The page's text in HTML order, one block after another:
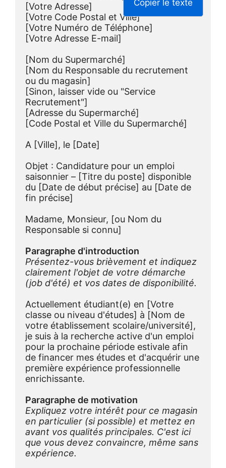
[Votre Adresse]
[Votre Code Postal et Ville]
[Votre Numéro de Téléphone]
[Votre Adresse E-mail]
[Nom du Supermarché]
[Nom du Responsable du recrutement
ou du magasin]
[Sinon, laisser vide ou "Service
Recrutement"]
[Adresse du Supermarché]
[Code Postal et Ville du Supermarché]
A [Ville], le [Date]
Objet : Candidature pour un emploi
saisonnier – [Titre du poste] disponible
du [Date de début précise] au [Date de
fin précise]
Madame, Monsieur, [ou Nom du
Responsable si connu]
Paragraphe d'introduction
Présentez-vous brièvement et indiquez
clairement l'objet de votre démarche
(job d'été) et vos dates de disponibilité.
Actuellement étudiant(e) en [Votre
classe ou niveau d'études] à [Nom de
votre établissement scolaire/université],
je suis à la recherche active d'un emploi
pour la prochaine période estivale afin
de financer mes études et d'acquérir une
première expérience professionnelle
enrichissante.
Paragraphe de motivation
Expliquez votre intérêt pour ce magasin
en particulier (si possible) et mettez en
avant vos qualités principales. C'est ici
que vous devez convaincre, même sans
expérience.